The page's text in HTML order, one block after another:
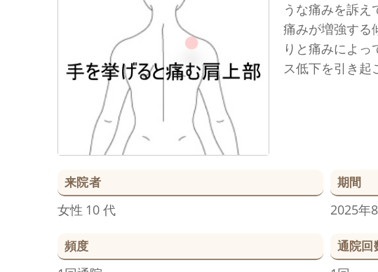
うな痛みを訴え
痛みが増強する
りと痛みによ
ス低下を引き起
来院者
女性 10 代
期間
2025年
頻度 通院回